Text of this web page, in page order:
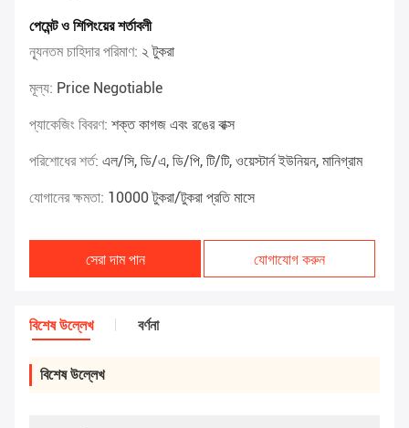
পেমেন্ট ও শিপিংয়ের শর্তাবলী
ন্যূনতম চাহিদার পরিমাণ: ২ টুকরা
মূল্য: Price Negotiable
প্যাকেজিং বিবরণ: শক্ত কাগজ এবং রঙের বাক্স
পরিশোধের শর্ত: এল/সি, ডি/এ, ডি/পি, টি/টি, ওয়েস্টার্ন ইউনিয়ন, মানিগ্রাম
যোগানের ক্ষমতা: 10000 টুকরা/টুকরা প্রতি মাসে
সেরা দাম পান যোগাযোগ করুন
বিশেষ উল্লেখ বর্ণনা
বিশেষ উল্লেখ